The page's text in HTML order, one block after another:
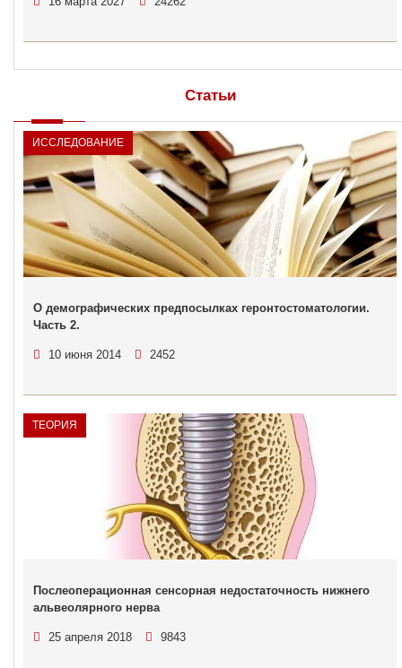
Статьи
ИССЛЕДОВАНИЕ
О демографических предпосылках геронтостоматологии.
Часть 2.
10 июня 2014 2452
ТЕОРИЯ
Послеоперационная сенсорная недостаточность нижнего
альвеолярного нерва
25 апреля 2018 9843